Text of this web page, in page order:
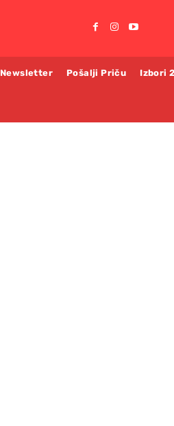
Newsletter Pošalji Priču Izbori